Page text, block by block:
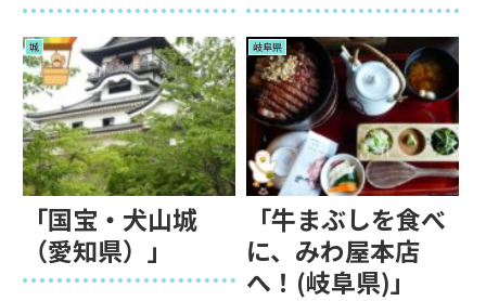
城
「国宝・犬山城
（愛知県）」
岐阜県
「牛まぶしを食べ
に、みわ屋本店
へ！(岐阜県)」